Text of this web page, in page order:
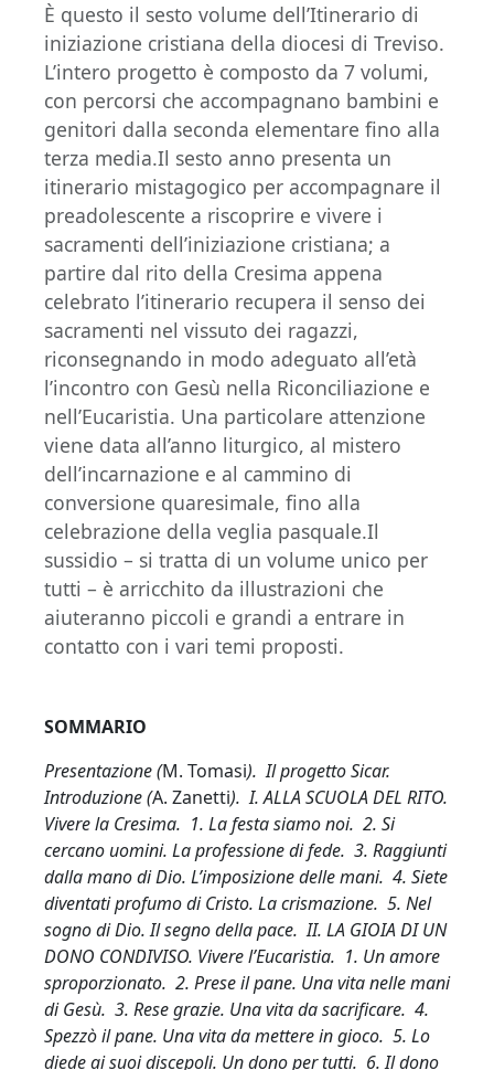
È questo il sesto volume dell’Itinerario di
iniziazione cristiana della diocesi di Treviso.
L’intero progetto è composto da 7 volumi,
con percorsi che accompagnano bambini e
genitori dalla seconda elementare fino alla
terza media.Il sesto anno presenta un
itinerario mistagogico per accompagnare il
preadolescente a riscoprire e vivere i
sacramenti dell’iniziazione cristiana; a
partire dal rito della Cresima appena
celebrato l’itinerario recupera il senso dei
sacramenti nel vissuto dei ragazzi,
riconsegnando in modo adeguato all’età
l’incontro con Gesù nella Riconciliazione e
nell’Eucaristia. Una particolare attenzione
viene data all’anno liturgico, al mistero
dell’incarnazione e al cammino di
conversione quaresimale, fino alla
celebrazione della veglia pasquale.Il
sussidio – si tratta di un volume unico per
tutti – è arricchito da illustrazioni che
aiuteranno piccoli e grandi a entrare in
contatto con i vari temi proposti.
SOMMARIO
Presentazione (M. Tomasi). Il progetto Sicar.
Introduzione (A. Zanetti). I. ALLA SCUOLA DEL RITO.
Vivere la Cresima. 1. La festa siamo noi. 2. Si
cercano uomini. La professione di fede. 3. Raggiunti
dalla mano di Dio. L’imposizione delle mani. 4. Siete
diventati profumo di Cristo. La crismazione. 5. Nel
sogno di Dio. Il segno della pace. II. LA GIOIA DI UN
DONO CONDIVISO. Vivere l’Eucaristia. 1. Un amore
sproporzionato. 2. Prese il pane. Una vita nelle mani
di Gesù. 3. Rese grazie. Una vita da sacrificare. 4.
Spezzò il pane. Una vita da mettere in gioco. 5. Lo
diede ai suoi discepoli. Un dono per tutti. 6. Il dono